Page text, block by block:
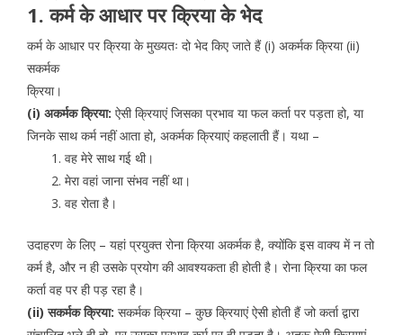
1. कर्म के आधार पर क्रिया के भेद
कर्म के आधार पर क्रिया के मुख्यतः दो भेद किए जाते हैं (i) अकर्मक क्रिया (ii)
सकर्मक
क्रिया।
(i) अकर्मक क्रिया: ऐसी क्रियाएं जिसका प्रभाव या फल कर्ता पर पड़ता हो, या
जिनके साथ कर्म नहीं आता हो, अकर्मक क्रियाएं कहलाती हैं। यथा –
वह मेरे साथ गई थी।
मेरा वहां जाना संभव नहीं था।
वह रोता है।
उदाहरण के लिए – यहां प्रयुक्त रोना क्रिया अकर्मक है, क्योंकि इस वाक्य में न तो
कर्म है, और न ही उसके प्रयोग की आवश्यकता ही होती है। रोना क्रिया का फल
कर्ता वह पर ही पड़ रहा है।
(ii) सकर्मक क्रिया: सकर्मक क्रिया – कुछ क्रियाएं ऐसी होती हैं जो कर्ता द्वारा